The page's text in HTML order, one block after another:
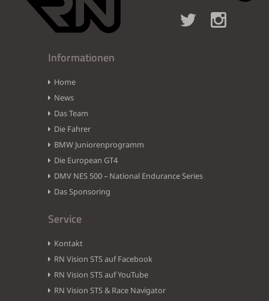
Informationen
Home
News
Das Team
Die Fahrer
BMW Juniorenprogramm
Die European GT4
DMV NES 500 – National Endurance Series
Das Sponsoring
Service
Kontakt
RN Vision STS auf Facebook
RN Vision STS auf YouTube
RN Vision STS & Race Navigator